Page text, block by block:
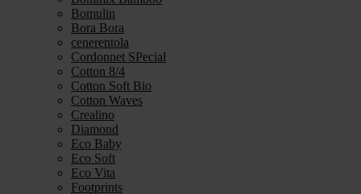
Bomulin
Bora Bora
cenerentola
Cordonnet SPecial
Cotton 8/4
Cotton Soft Bio
Cotton Waves
Crealino
Diamond
Eco Baby
Eco Soft
Eco Vita
Footprints